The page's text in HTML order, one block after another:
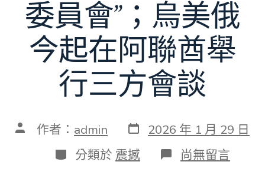
委員會”；烏美俄
今起在阿聯酋舉
行三方會談
文 作者： admin 發
表
日
期
2026 年 1 月 29 日
分
類
分類於 震撼 在
〈晨
尚無留言